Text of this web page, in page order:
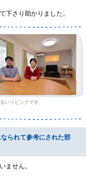
下さり助かりました。
いリビングです。
られて参考にされた部
ません。